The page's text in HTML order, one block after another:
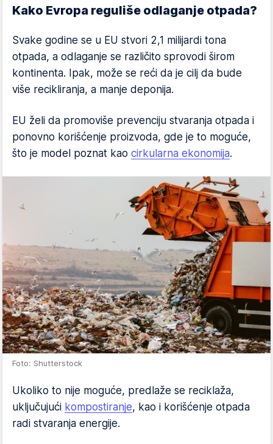
Kako Evropa reguliše odlaganje otpada?
Svake godine se u EU stvori 2,1 milijardi tona
otpada, a odlaganje se različito sprovodi širom
kontinenta. Ipak, može se reći da je cilj da bude
više recikliranja, a manje deponija.
EU želi da promoviše prevenciju stvaranja otpada i
ponovno korišćenje proizvoda, gde je to moguće,
što je model poznat kao cirkularna ekonomija.
Foto: Shutterstock
Ukoliko to nije moguće, predlaže se reciklaža,
uključujući kompostiranje, kao i korišćenje otpada
radi stvaranja energije.